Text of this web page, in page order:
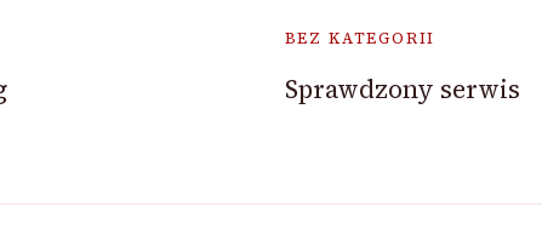
BEZ KATEGORII
Sprawdzony serwis